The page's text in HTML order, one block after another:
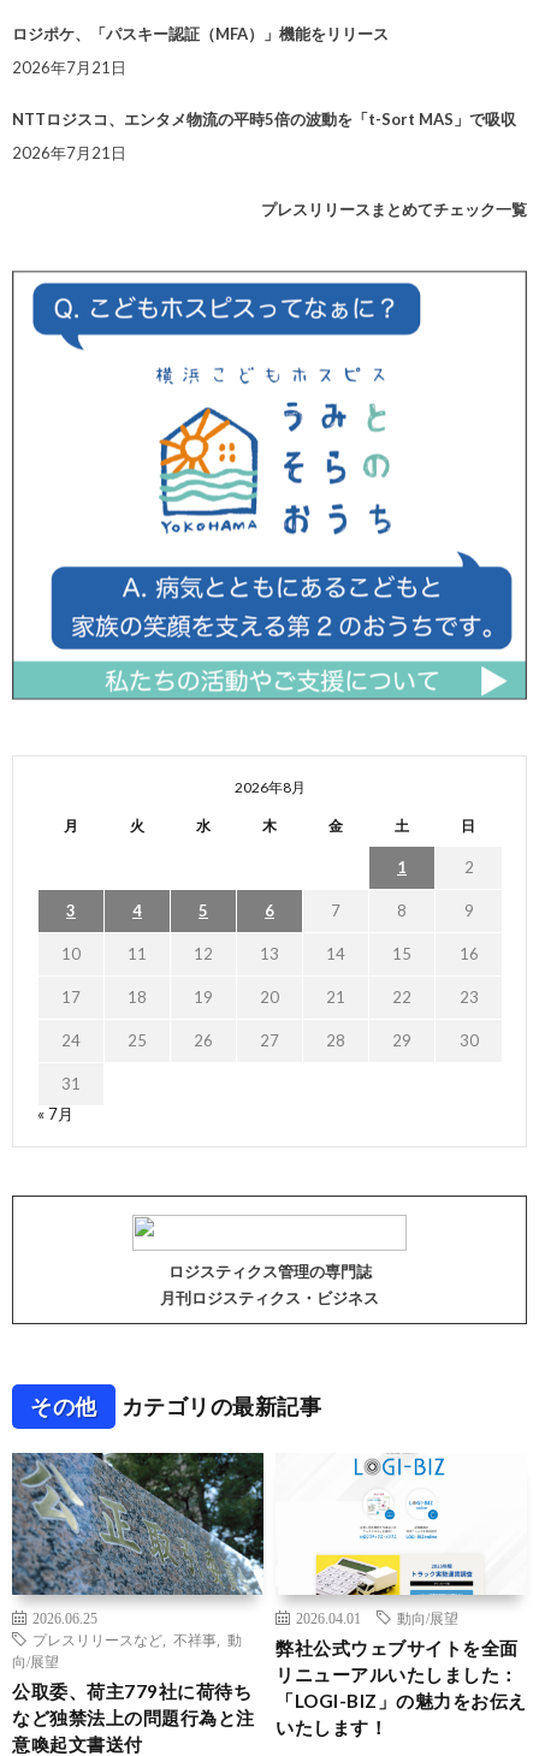
ロジポケ、「パスキー認証（MFA）」機能をリリース
2026年7月21日
NTTロジスコ、エンタメ物流の平時5倍の波動を「t-Sort MAS」で吸収
2026年7月21日
プレスリリースまとめてチェック一覧
2026年8月
月 火 水 木 金 土 日
1 2
3 4 5 6 7 8 9
10 11 12 13 14 15 16
17 18 19 20 21 22 23
24 25 26 27 28 29 30
31
« 7月
ロジスティクス管理の専門誌
月刊ロジスティクス・ビジネス
その他 カテゴリの最新記事
2026.06.25
プレスリリースなど
不祥事
動
向/展望
公取委、荷主779社に荷待ち
など独禁法上の問題行為と注
意喚起文書送付
2026.04.01 動向/展望
弊社公式ウェブサイトを全面
リニューアルいたしました：
「LOGI-BIZ」の魅力をお伝え
いたします！